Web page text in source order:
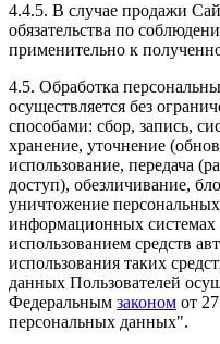
4.4.5. В случае продажи
обязательства по
применительно к
4.5. Обработка
осуществляется без
способами: сбор, запись,
хранение, уточнение
использование, передача
доступ), обезличивание,
уничтожение
информационных
использованием средств
использования таких
данных Пользователей
Федеральным законом от
персональных данных".